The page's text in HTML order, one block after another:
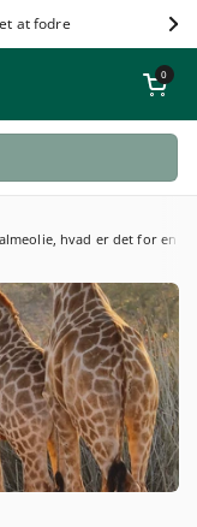
at fodre
Öppna
0
hvad er det for en